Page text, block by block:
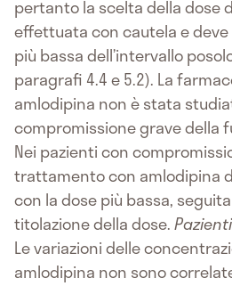
pertanto la scelta della dose
effettuata con cautela e
più bassa dell’intervallo
paragrafi 4.4 e 5.2). La
amlodipina non è stata
compromissione grave della
Nei pazienti con
trattamento con amlodipina
con la dose più bassa,
titolazione della dose.
Le variazioni delle
amlodipina non sono